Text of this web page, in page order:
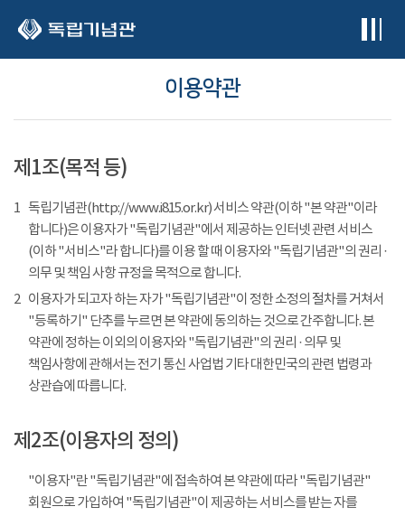
이용약관
제1조(목적 등)
1 독립기념관(http://www.i815.or.kr) 서비스 약관(이하 "본 약관"이라
합니다)은 이용자가 "독립기념관"에서 제공하는 인터넷 관련 서비스
(이하 "서비스"라 합니다)를 이용 할 때 이용자와 "독립기념관"의 권리 ·
의무 및 책임 사항 규정을 목적으로 합니다.
2 이용자가 되고자 하는 자가 "독립기념관"이 정한 소정의 절차를 거쳐서
"등록하기" 단추를 누르면 본 약관에 동의하는 것으로 간주합니다. 본
약관에 정하는 이외의 이용자와 "독립기념관"의 권리 · 의무 및
책임사항에 관해서는 전기 통신 사업법 기타 대한민국의 관련 법령과
상관습에 따릅니다.
제2조(이용자의 정의)
"이용자"란 "독립기념관"에 접속하여 본 약관에 따라 "독립기념관"
회원으로 가입하여 "독립기념관"이 제공하는 서비스를 받는 자를